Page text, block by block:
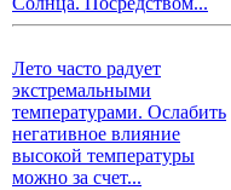
Лето часто радует
экстремальными
температурами. Ослабить
негативное влияние
высокой температуры
можно за счет...